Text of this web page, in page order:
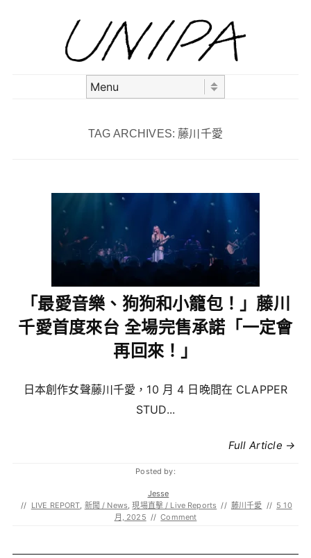
TAG ARCHIVES: 藤川千愛
「最愛音樂、狗狗和小籠包！」藤川
千愛首度來台 全場完售承諾「一定會
再回來！」
日本創作女聲藤川千愛，10 月 4 日晚間在 CLAPPER
STUD...
Full Article →
Posted by:
Jesse
// LIVE REPORT, 新聞 / News,現場直擊 / Live Reports // 藤川千愛 // 5 10
月, 2025 // Comment